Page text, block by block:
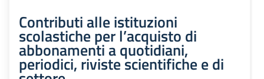
Contributi alle istituzioni
scolastiche per l’acquisto di
abbonamenti a quotidiani,
periodici, riviste scientifiche e di